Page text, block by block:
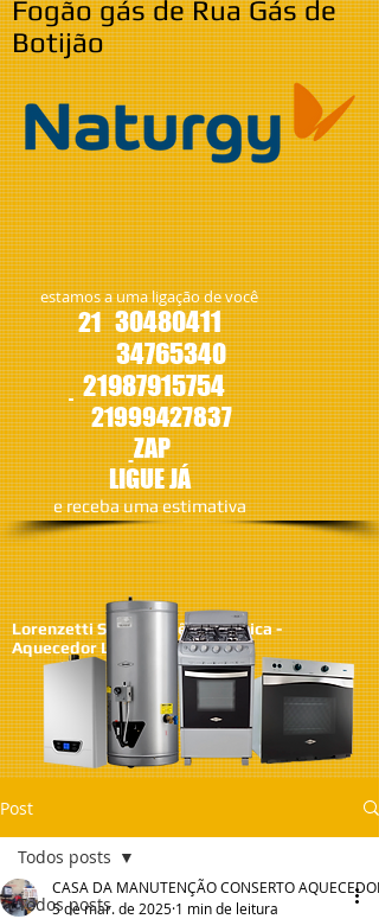
Fogão gás de Rua Gás de
Botijão
estamos a uma ligação de você
2130480411
34765340
21987915754
21999427837
ZAP
LIGUE JÁ
​e receba uma estimativa
Lorenzetti SA - Assistêcia Técnica -
Aquecedor Lorenzetti
Post
Todos posts
Todos posts
CASA DA MANUTENÇÃO CONSERTO
5 de mar. de 2025 1 min de leitura